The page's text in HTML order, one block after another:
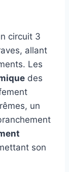
circuit 3
allant
Les
des
un
son